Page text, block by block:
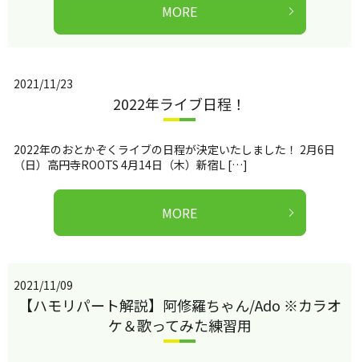
MORE
2021/11/23
2022年ライブ日程！
2022年のおとかぞくライブの日程が決定いたしました！ 2月6日
（日）高円寺ROOTS 4月14日（木）新宿L […]
MORE
2021/11/09
【ハモリパート解説】阿修羅ちゃん/Ado ※カラオ
ケ＆歌ってみた練習用